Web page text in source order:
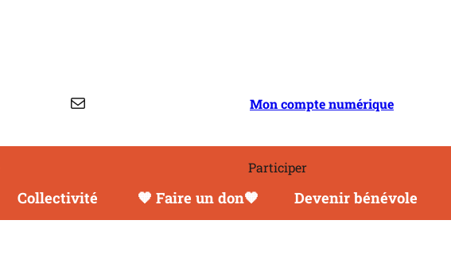
Mail Mon compte numérique
Collectivité
Participer
🧡 Faire un don🧡 Devenir bénévole